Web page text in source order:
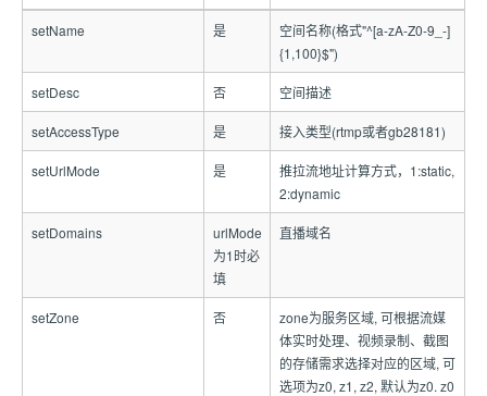
setName 是
空间名称(格式"^[a-zA-Z0-9_-]
{1,100}$")
setDesc 否 空间描述
setAccessType 是 接入类型(rtmp或者gb28181)
setUrlMode 是
推拉流地址计算方式，1:static,
2:dynamic
setDomains
urlMode
为1时必
填
直播域名
setZone 否
zone为服务区域, 可根据流媒
体实时处理、视频录制、截图
的存储需求选择对应的区域, 可
选项为z0, z1, z2, 默认为z0. z0